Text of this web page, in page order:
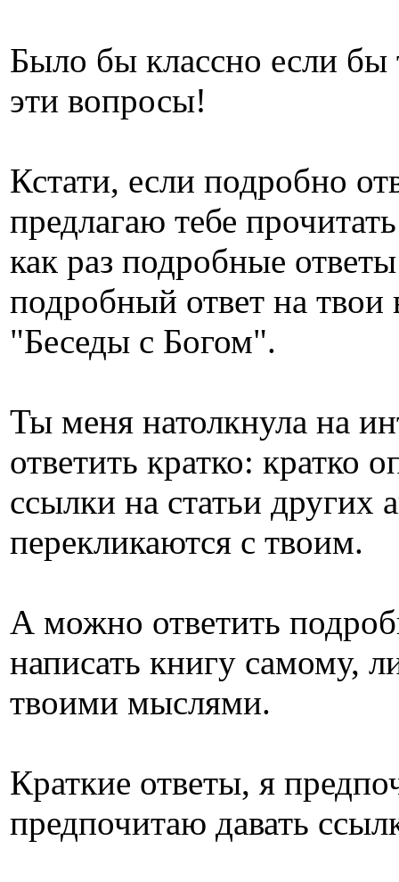
Было бы классно если бы
эти вопросы!
Кстати, если подробно
предлагаю тебе
как раз подробные
подробный ответ на твои
"Беседы с Богом".
Ты меня натолкнула на
ответить кратко: кратко
ссылки на статьи
перекликаются с твоим.
А можно ответить
написать книгу самому,
твоими мыслями.
Краткие ответы, я
предпочитаю давать